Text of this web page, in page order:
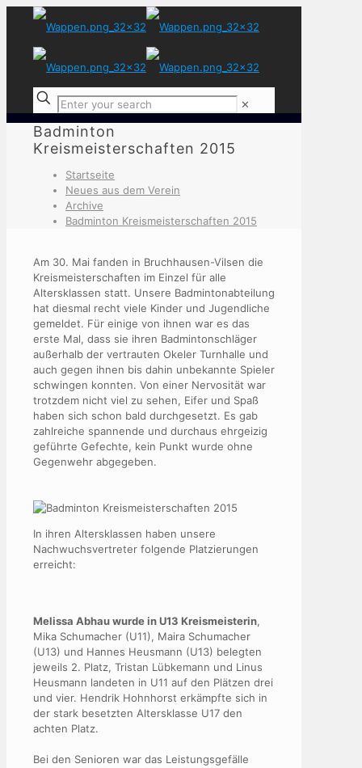
✕
Badminton
Kreismeisterschaften 2015
Startseite
Neues aus dem Verein
Archive
Badminton Kreismeisterschaften 2015
Am 30. Mai fanden in Bruchhausen-Vilsen die
Kreismeisterschaften im Einzel für alle
Altersklassen statt. Unsere Badmintonabteilung
hat diesmal recht viele Kinder und Jugendliche
gemeldet. Für einige von ihnen war es das
erste Mal, dass sie ihren Badmintonschläger
außerhalb der vertrauten Okeler Turnhalle und
auch gegen ihnen bis dahin unbekannte Spieler
schwingen konnten. Von einer Nervosität war
trotzdem nicht viel zu sehen, Eifer und Spaß
haben sich schon bald durchgesetzt. Es gab
zahlreiche spannende und durchaus ehrgeizig
geführte Gefechte, kein Punkt wurde ohne
Gegenwehr abgegeben.
In ihren Altersklassen haben unsere
Nachwuchsvertreter folgende Platzierungen
erreicht:
Melissa Abhau wurde in U13 Kreismeisterin,
Mika Schumacher (U11), Maira Schumacher
(U13) und Hannes Heusmann (U13) belegten
jeweils 2. Platz, Tristan Lübkemann und Linus
Heusmann landeten in U11 auf den Plätzen drei
und vier. Hendrik Hohnhorst erkämpfte sich in
der stark besetzten Altersklasse U17 den
achten Platz.
Bei den Senioren war das Leistungsgefälle